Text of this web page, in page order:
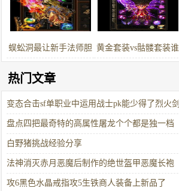
公认的
蜈蚣洞最让新手法师胆 黄金套装vs骷髅套装谁
热门文章
变态合击sf单职业中运用战士pk能少得了烈火剑
法吗
盘点四把最奇特的高属性屠龙个个都是独一档
的存在
白野猪挑战经验分享
法神消灭赤月恶魔后制作的绝世盔甲恶魔长袍
攻6黑色水晶戒指攻5生铁商人装备上新品了